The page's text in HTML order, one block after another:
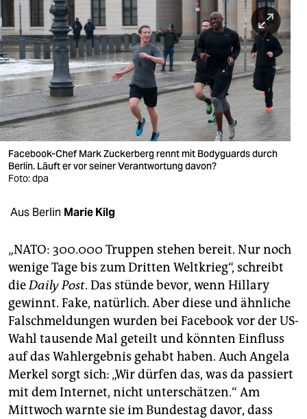
sport
berlin
nord
wahrheit
verlag
verlag
shop
fragen & hilfe
unterstützen
abo
genossenschaft
epaper login
Facebook-Chef Mark Zuckerberg rennt mit Bodyguards durch
Berlin. Läuft er vor seiner Verantwortung davon?
Foto: dpa
Aus Berlin Marie Kilg
„NATO: 300.000 Truppen stehen bereit. Nur noch
wenige Tage bis zum Dritten Weltkrieg“, schreibt
dieDaily Post. Das stünde bevor, wenn Hillary
gewinnt. Fake, natürlich. Aber diese und ähnliche
Falschmeldungen wurden bei Facebook vor der US-
Wahl tausende Mal geteilt und könnten Einfluss
auf das Wahlergebnis gehabt haben. Auch Angela
Merkel sorgt sich: „Wir dürfen das, was da passiert
mit dem Internet, nicht unterschätzen.“ Am
Mittwoch warnte sie im Bundestag davor, dass